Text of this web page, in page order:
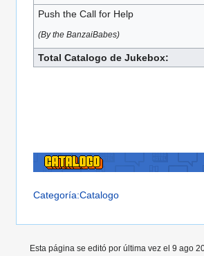
Push the Call for Help
(By the BanzaiBabes)
Total Catalogo de Jukebox:
Categoría:Catalogo
Esta página se editó por última vez el 9 ago